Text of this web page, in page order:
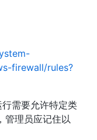
firewall/rules?
需要允许特定类
管理员应记住以